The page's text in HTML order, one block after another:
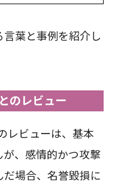
葉と事例を紹介し
のレビュー
レビューは、基本
、感情的かつ攻撃
場合、名誉毀損に